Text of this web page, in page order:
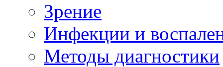
Зрение
Инфекции и
Методы диагностики